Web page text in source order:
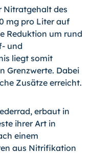
Nitratgehalt des
mg pro Liter auf
Reduktion um rund
und
liegt somit
Grenzwerte. Dabei
Zusätze erreicht.
erbaut in
ihrer Art in
einem
aus Nitrifikation